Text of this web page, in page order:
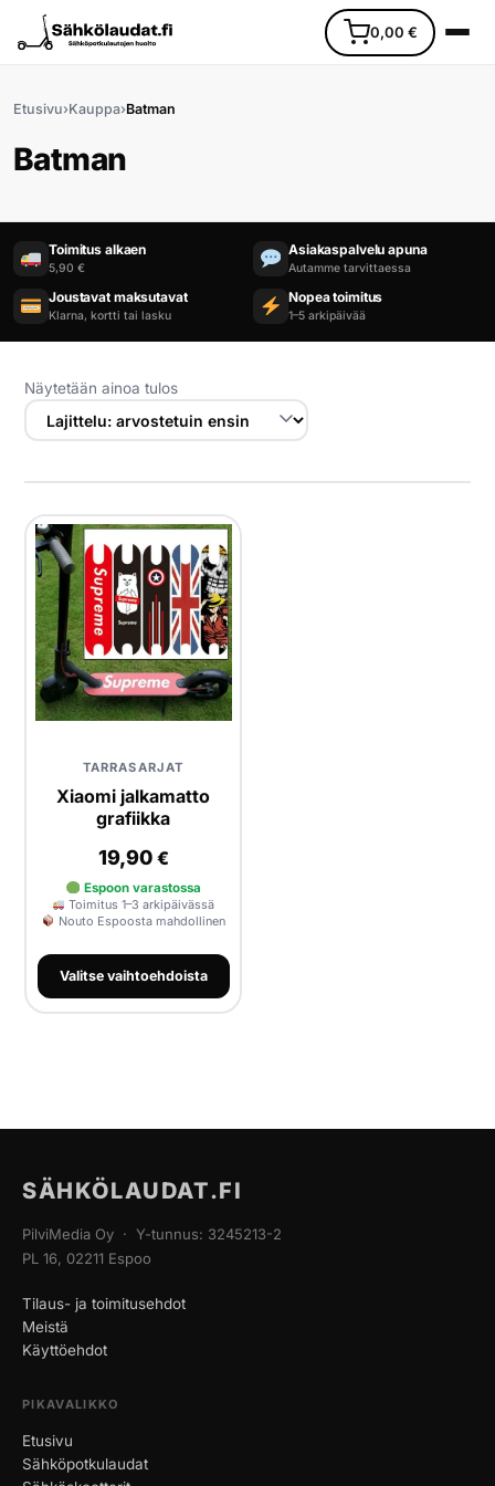
0,00 €
Etusivu
Ajoneuvot
Lisävarusteet
Yrityksille
Yhteystiedot
Varaa huolto
Etusivu›Kauppa›Batman
Batman
Toimitus alkaen
5,90 €
Asiakaspalvelu apuna
Autamme tarvittaessa
Joustavat maksutavat
Klarna, kortti tai lasku
Nopea toimitus
1–5 arkipäivää
Näytetään ainoa tulos
TARRASARJAT
Xiaomi jalkamatto
grafiikka
19,90 €
Espoon varastossa
Toimitus 1–3 arkipäivässä
Nouto Espoosta mahdollinen
Valitse vaihtoehdoista
SÄHKÖLAUDAT.FI
PilviMedia Oy · Y-tunnus: 3245213-2
PL 16, 02211 Espoo
Tilaus- ja toimitusehdot
Meistä
Käyttöehdot
PIKAVALIKKO
Etusivu
Sähköpotkulaudat